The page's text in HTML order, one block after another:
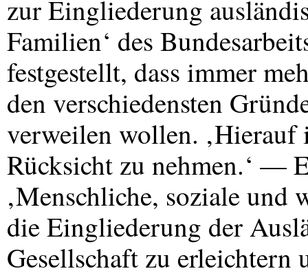
zur Eingliederung
Familien‘ des
festgestellt, dass immer
den verschiedensten
verweilen wollen.
Rücksicht zu nehmen.‘ —
‚Menschliche, soziale und
die Eingliederung der
Gesellschaft zu